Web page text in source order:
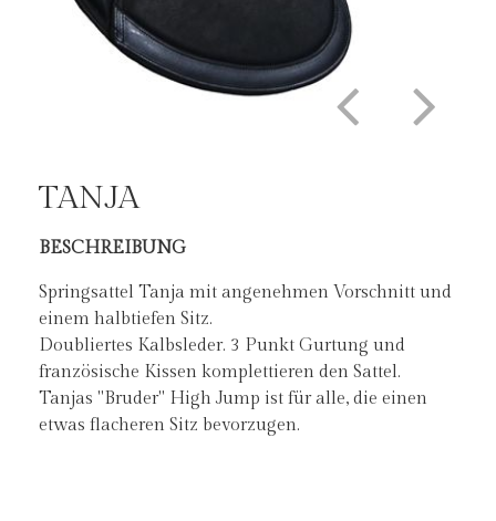
TANJA
BESCHREIBUNG
Springsattel Tanja mit angenehmen Vorschnitt und
einem halbtiefen Sitz.
Doubliertes Kalbsleder. 3 Punkt Gurtung und
französische Kissen komplettieren den Sattel.
Tanjas "Bruder" High Jump ist für alle, die einen
etwas flacheren Sitz bevorzugen.
DER TANJA IST ERHÄLTLICH IN